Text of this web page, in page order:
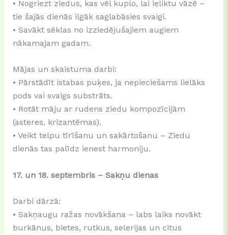
• Nogriezt ziedus, kas vēl kuplo, lai ieliktu vāzē –
tie šajās dienās ilgāk saglabāsies svaigi.
• Savākt sēklas no izziedējušajiem augiem
nākamajam gadam.
Mājas un skaistuma darbi:
• Pārstādīt istabas puķes, ja nepieciešams lielāks
pods vai svaigs substrāts.
• Rotāt māju ar rudens ziedu kompozīcijām
(asteres, krizantēmas).
• Veikt telpu tīrīšanu un sakārtošanu – Ziedu
dienās tas palīdz ienest harmoniju.
17. un 18. septembris – Sakņu dienas
Darbi dārzā:
• Sakņaugu ražas novākšana – labs laiks novākt
burkānus, bietes, rutkus, selerijas un citus